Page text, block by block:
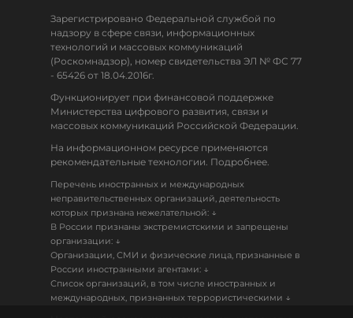
Зарегистрировано Федеральной службой по
надзору в сфере связи, информационных
технологий и массовых коммуникаций
(Роскомнадзор), номер свидетельства ЭЛ № ФС 77
- 65426 от 18.04.2016г.
Функционирует при финансовой поддержке
Министерства цифрового развития, связи и
массовых коммуникаций Российской Федерации.
На информационном ресурсе применяются
рекомендательные технологии. Подробнее.
Перечень иностранных и международных
неправительственных организаций, деятельность
которых признана нежелательной: ↓
В России признаны экстремистскими и запрещены
организации: ↓
Организации, СМИ и физические лица, признанные в
России иностранными агентами: ↓
Список организаций, в том числе иностранных и
международных, признанных террористическими ↓